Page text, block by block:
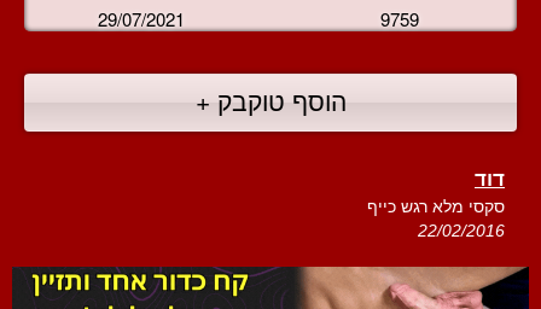
29/07/2021 9759
הוסף טוקבק +
דוד
סקסי מלא רגש כייף
22/02/2016